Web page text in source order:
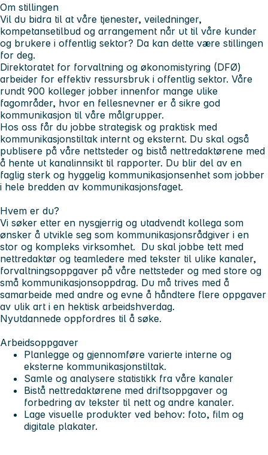
Om stillingen
Vil du bidra til at våre tjenester, veiledninger,
kompetansetilbud og arrangement når ut til våre kunder
og brukere i offentlig sektor? Da kan dette være stillingen
for deg.
Direktoratet for forvaltning og økonomistyring (DFØ)
arbeider for effektiv ressursbruk i offentlig sektor. Våre
rundt 900 kolleger jobber innenfor mange ulike
fagområder, hvor en fellesnevner er å sikre god
kommunikasjon til våre målgrupper.
Hos oss får du jobbe strategisk og praktisk med
kommunikasjonstiltak internt og eksternt. Du skal også
publisere på våre nettsteder og bistå nettredaktørene med
å hente ut kanalinnsikt til rapporter. Du blir del av en
faglig sterk og hyggelig kommunikasjonsenhet som jobber
i hele bredden av kommunikasjonsfaget.
Hvem er du?
Vi søker etter en nysgjerrig og utadvendt kollega som
ønsker å utvikle seg som kommunikasjonsrådgiver i en
stor og kompleks virksomhet. Du skal jobbe tett med
nettredaktør og teamledere med tekster til ulike kanaler,
forvaltningsoppgaver på våre nettsteder og med store og
små kommunikasjonsoppdrag. Du må trives med å
samarbeide med andre og evne å håndtere flere oppgaver
av ulik art i en hektisk arbeidshverdag.
Nyutdannede oppfordres til å søke.
Arbeidsoppgaver
Planlegge og gjennomføre varierte interne og
eksterne kommunikasjonstiltak.
Samle og analysere statistikk fra våre kanaler
Bistå nettredaktørene med driftsoppgaver og
forbedring av tekster til nett og andre kanaler.
Lage visuelle produkter ved behov: foto, film og
digitale plakater.